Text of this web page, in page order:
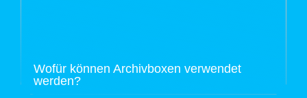
Wofür können Archivboxen verwendet
werden?